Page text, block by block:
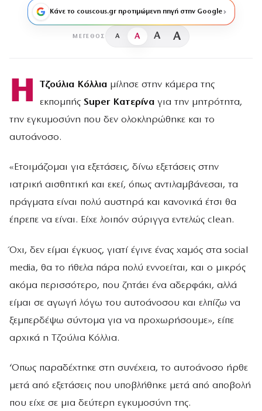
Κάνε το couscous.gr προτιμώμενη πηγή στην Google
ΜΈΓΕΘΟΣ A A A A
Η Τζούλια Κόλλιαμίλησε στην κάμερα της
εκπομπής Super Κατερίναγια την μητρότητα,
την εγκυμοσύνη που δεν ολοκληρώθηκε και το
αυτοάνοσο.
«Ετοιμάζομαι για εξετάσεις, δίνω εξετάσεις στην
ιατρική αισθητική και εκεί, όπως αντιλαμβάνεσαι, τα
πράγματα είναι πολύ αυστηρά και κανονικά έτσι θα
έπρεπε να είναι. Είχε λοιπόν σύριγγα εντελώς clean.
Όχι, δεν είμαι έγκυος, γιατί έγινε ένας χαμός στα social
media, θα το ήθελα πάρα πολύ εννοείται, και ο μικρός
ακόμα περισσότερο, που ζητάει ένα αδερφάκι, αλλά
είμαι σε αγωγή λόγω του αυτοάνοσου και ελπίζω να
ξεμπερδέψω σύντομα για να προχωρήσουμε», είπε
αρχικά η Τζούλια Κόλλια.
‘Οπως παραδέχτηκε στη συνέχεια, το αυτοάνοσο ήρθε
μετά από εξετάσεις που υποβλήθηκε μετά από αποβολή
που είχε σε μια δεύτερη εγκυμοσύνη της.